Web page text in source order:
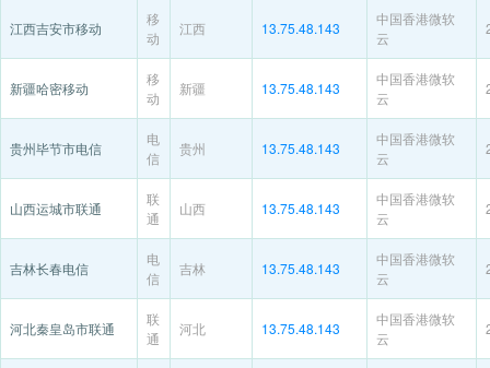
江西吉安市移动
移
动
江西 13.75.48.143
中国香港微软
云
新疆哈密移动
移
动
新疆 13.75.48.143
中国香港微软
云
贵州毕节市电信
电
信
贵州 13.75.48.143
中国香港微软
云
山西运城市联通
联
通
山西 13.75.48.143
中国香港微软
云
吉林长春电信
电
信
吉林 13.75.48.143
中国香港微软
云
河北秦皇岛市联通
联
通
河北 13.75.48.143
中国香港微软
云